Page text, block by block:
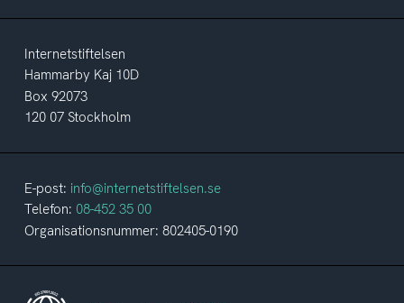
Internetstiftelsen
Hammarby Kaj 10D
Box 92073
120 07 Stockholm
E-post: info@internetstiftelsen.se
Telefon: 08-452 35 00
Organisationsnummer: 802405-0190